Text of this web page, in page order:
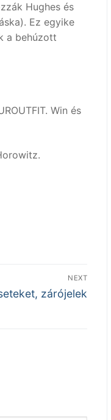
Hughes és
Ez egyike
a behúzott
Win és
NEXT
zárójelek